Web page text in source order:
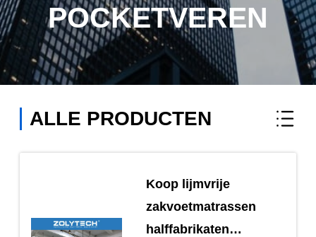
POCKETVEREN
ALLE PRODUCTEN
Koop lijmvrije
zakvoetmatrassen
halffabrikaten